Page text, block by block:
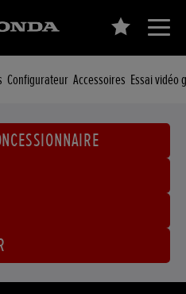
Configurateur Accessoires Essai vidéo